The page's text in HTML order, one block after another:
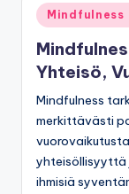
Posted
Mindfulness
Yhteisö,
Mindfulness
merkittävästi
yhteisöllisyyttä
ihmisiä